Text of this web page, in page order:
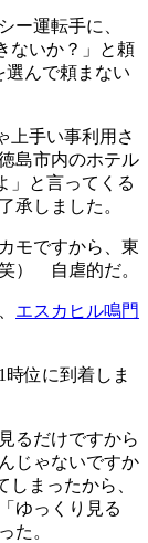
ー運転手に、
ないか？」と頼
選んで頼まない
上手い事利用さ
島市内のホテル
」と言ってくる
承しました。
モですから、東
） 自虐的だ。
エスカヒル鳴門
位に到着しま
るだけですから
じゃないですか
しまったから、
ゆっくり見る
た。